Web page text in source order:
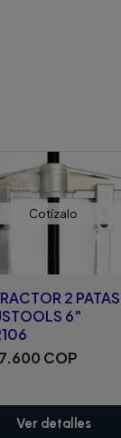
Cotízalo
2 PATAS
6"
COP
Ver detalles